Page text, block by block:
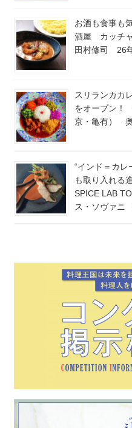
お酒も食事も
酒屋 カッチ
田村修司 26
スリランカカ
をオープン！
京・亀有）
“インド＝カレ
も取り入れる
SPICE LAB
ス・ソヴァニ